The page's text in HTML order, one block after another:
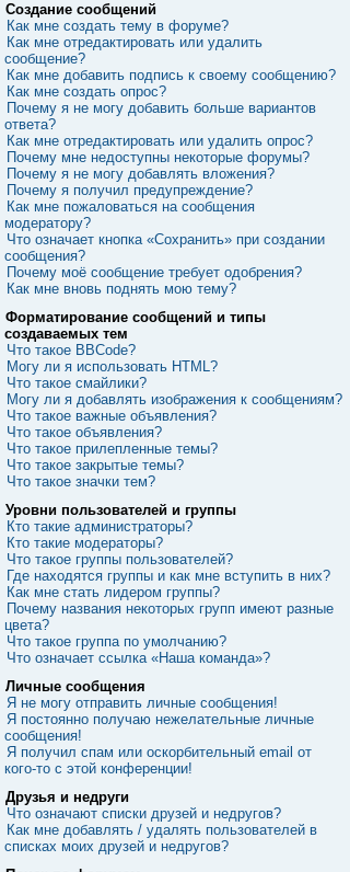
Создание сообщений
Как мне создать тему в форуме?
Как мне отредактировать или удалить
сообщение?
Как мне добавить подпись к своему сообщению?
Как мне создать опрос?
Почему я не могу добавить больше вариантов
ответа?
Как мне отредактировать или удалить опрос?
Почему мне недоступны некоторые форумы?
Почему я не могу добавлять вложения?
Почему я получил предупреждение?
Как мне пожаловаться на сообщения
модератору?
Что означает кнопка «Сохранить» при создании
сообщения?
Почему моё сообщение требует одобрения?
Как мне вновь поднять мою тему?
Форматирование сообщений и типы
создаваемых тем
Что такое BBCode?
Могу ли я использовать HTML?
Что такое смайлики?
Могу ли я добавлять изображения к сообщениям?
Что такое важные объявления?
Что такое объявления?
Что такое прилепленные темы?
Что такое закрытые темы?
Что такое значки тем?
Уровни пользователей и группы
Кто такие администраторы?
Кто такие модераторы?
Что такое группы пользователей?
Где находятся группы и как мне вступить в них?
Как мне стать лидером группы?
Почему названия некоторых групп имеют разные
цвета?
Что такое группа по умолчанию?
Что означает ссылка «Наша команда»?
Личные сообщения
Я не могу отправить личные сообщения!
Я постоянно получаю нежелательные личные
сообщения!
Я получил спам или оскорбительный email от
кого-то с этой конференции!
Друзья и недруги
Что означают списки друзей и недругов?
Как мне добавлять / удалять пользователей в
списках моих друзей и недругов?